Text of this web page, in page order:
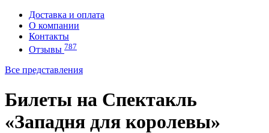
Доставка и оплата
О компании
Контакты
Отзывы 787
Все представления
Билеты на Спектакль
«Западня для королевы»